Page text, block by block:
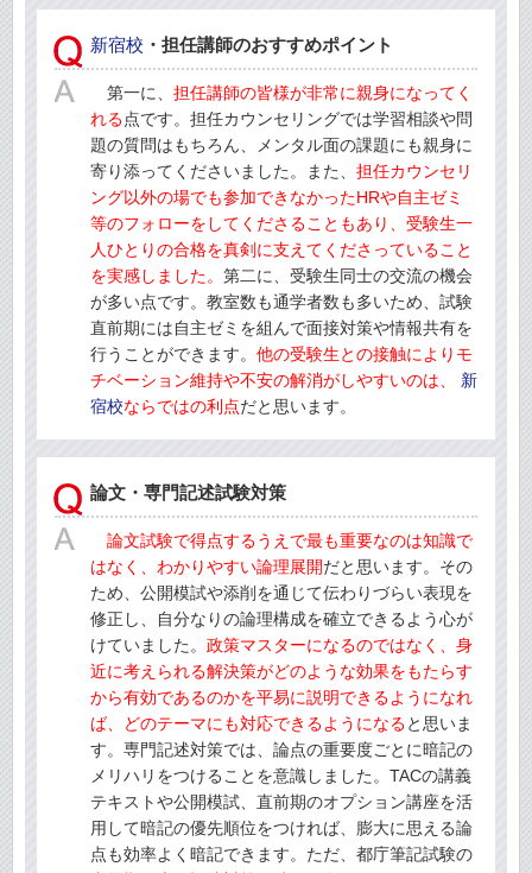
新宿校 ・担任講師のおすすめポイント
第一に、 担任講師の皆様が非常に親身になってく
れる点です。担任カウンセリングでは学習相談や問
題の質問はもちろん、メンタル面の課題にも親身に
寄り添ってくださいました。また、 担任カウンセリ
ング以外の場でも参加できなかったHRや自主ゼミ
等のフォローをしてくださることもあり、受験生一
人ひとりの合格を真剣に支えてくださっていること
を実感しました。 第二に、受験生同士の交流の機会
が多い点です。教室数も通学者数も多いため、試験
直前期には自主ゼミを組んで面接対策や情報共有を
行うことができます。 他の受験生との接触によりモ
チベーション維持や不安の解消がしやすいのは、
新
宿校ならではの利点だと思います。
論文・専門記述試験対策
論文試験で得点するうえで最も重要なのは知識で
はなく、わかりやすい論理展開だと思います。その
ため、公開模試や添削を通じて伝わりづらい表現を
修正し、自分なりの論理構成を確立できるよう心が
けていました。 政策マスターになるのではなく、身
近に考えられる解決策がどのような効果をもたらす
から有効であるのかを平易に説明できるようになれ
ば、どのテーマにも対応できるようになると思いま
す。専門記述対策では、論点の重要度ごとに暗記の
メリハリをつけることを意識しました。TACの講義
テキストや公開模試、直前期のオプション講座を活
用して暗記の優先順位をつければ、膨大に思える論
点も効率よく暗記できます。ただ、都庁筆記試験の